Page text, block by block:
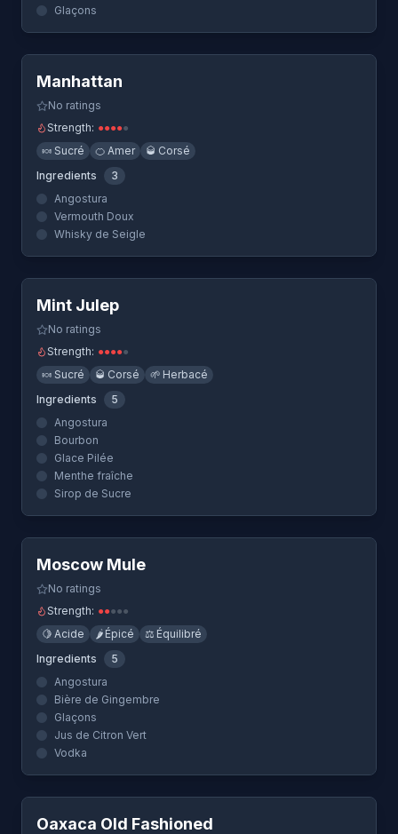
Glaçons
Quick View
Manhattan
No ratings
Strength: ●●●●●
🍬 Sucré 🍊 Amer 🥃 Corsé
Ingredients
3
Angostura
Vermouth Doux
Whisky de Seigle
Quick View
Mint Julep
No ratings
Strength: ●●●●●
🍬 Sucré 🥃 Corsé 🌱 Herbacé
Ingredients
5
Angostura
Bourbon
Glace Pilée
Menthe fraîche
Sirop de Sucre
Quick View
Moscow Mule
No ratings
Strength: ●●●●●
🍋 Acide 🌶️ Épicé ⚖️ Équilibré
Ingredients
5
Angostura
Bière de Gingembre
Glaçons
Jus de Citron Vert
Vodka
Quick View
Oaxaca Old Fashioned